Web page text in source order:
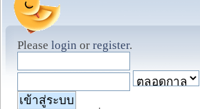
Please login or register.